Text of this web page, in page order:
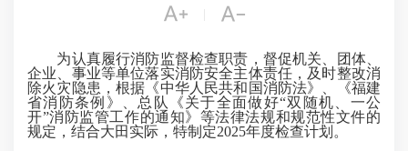
 
为认真履行消防监督检查职责，督促机关、团体、
企业、事业等单位落实消防安全主体责任，及时整改消
除火灾隐患，根据《中华人民共和国消防法》、《福建
省消防条例》、总队《关于全面做好“双随机、一公
开”消防监管工作的通知》等法律法规和规范性文件的
规定，结合大田实际，特制定2025年度检查计划。